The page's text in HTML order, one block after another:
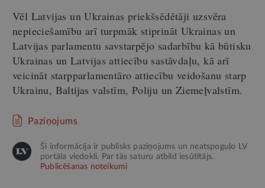
Vēl Latvijas un Ukrainas priekšsēdētāji uzsvēra
nepieciešamību arī turpmāk stiprināt Ukrainas un
Latvijas parlamentu savstarpējo sadarbību kā būtisku
Ukrainas un Latvijas attiecību sastāvdaļu, kā arī
veicināt starpparlamentāro attiecību veidošanu starp
Ukrainu, Baltijas valstīm, Poliju un Ziemeļvalstīm.
Paziņojums
Šī informācija ir publisks paziņojums un neatspoguļo LV
portāla viedokli. Par tās saturu atbild iesūtītājs.
Publicēšanas noteikumi